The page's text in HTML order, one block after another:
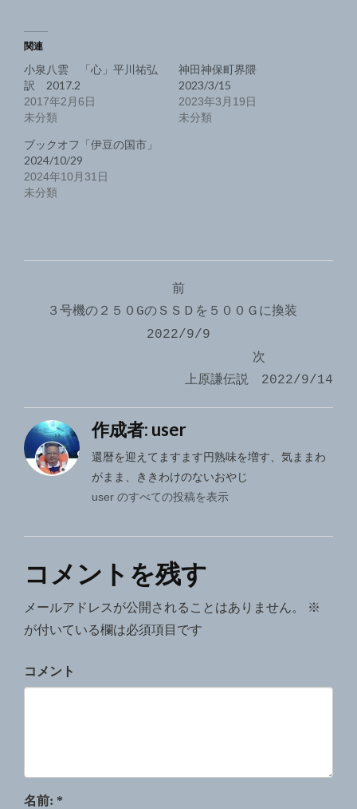
関連
小泉八雲 「心」平川祐弘
訳 2017.2
2017年2月6日
未分類
神田神保町界隈
2023/3/15
2023年3月19日
未分類
ブックオフ「伊豆の国市」
2024/10/29
2024年10月31日
未分類
稿
ー
シ
前
３号機の２５０GのＳＳＤを５００Ｇに換装
2022/9/9
次
上原謙伝説 2022/9/14
作成者: user
還暦を迎えてますます円熟味を増す、気ままわ
がまま、ききわけのないおやじ
user のすべての投稿を表示
コメントを残す
メールアドレスが公開されることはありません。
※
が付いている欄は必須項目です
コメント
名前: *